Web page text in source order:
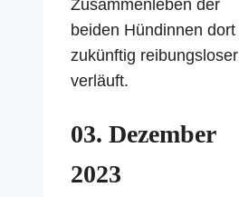
Zusammenleben der
beiden Hündinnen dort
zukünftig reibungsloser
verläuft.
03. Dezember
2023